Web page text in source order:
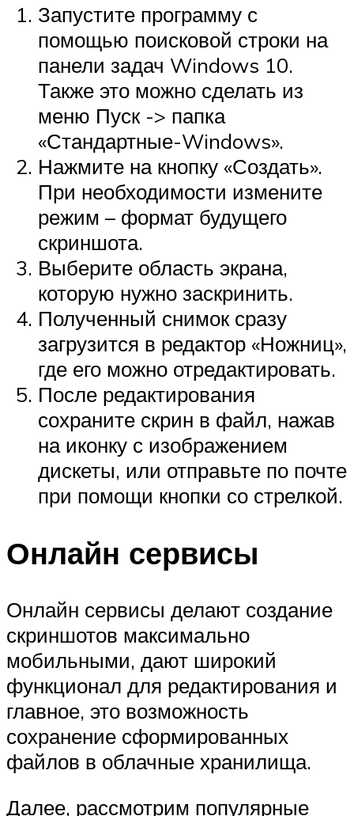
Запустите программу с
помощью поисковой строки на
панели задач Windows 10.
Также это можно сделать из
меню Пуск -> папка
«Стандартные-Windows».
Нажмите на кнопку «Создать».
При необходимости измените
режим – формат будущего
скриншота.
Выберите область экрана,
которую нужно заскринить.
Полученный снимок сразу
загрузится в редактор «Ножниц»,
где его можно отредактировать.
После редактирования
сохраните скрин в файл, нажав
на иконку с изображением
дискеты, или отправьте по почте
при помощи кнопки со стрелкой.
Онлайн сервисы
Онлайн сервисы делают создание
скриншотов максимально
мобильными, дают широкий
функционал для редактирования и
главное, это возможность
сохранение сформированных
файлов в облачные хранилища.
Далее, рассмотрим популярные